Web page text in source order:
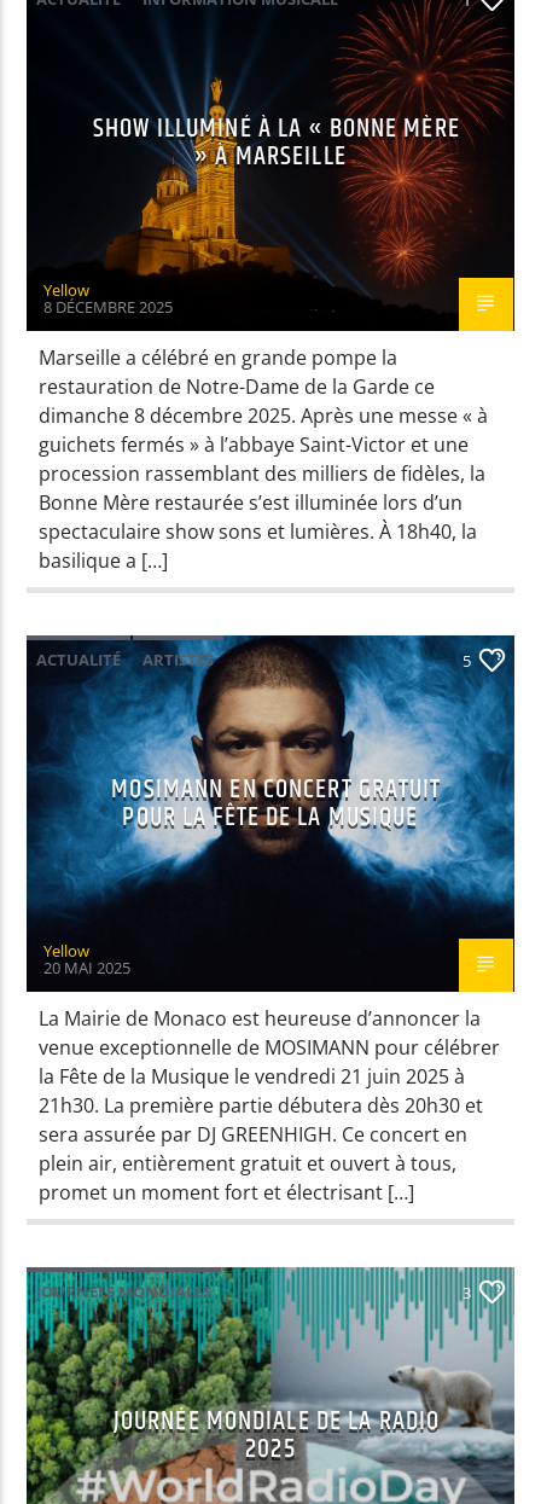
SHOW ILLUMINÉ À LA « BONNE MÈRE
» À MARSEILLE
Yellow
8 DÉCEMBRE 2025
Marseille a célébré en grande pompe la
restauration de Notre-Dame de la Garde ce
dimanche 8 décembre 2025. Après une messe « à
guichets fermés » à l’abbaye Saint-Victor et une
procession rassemblant des milliers de fidèles, la
Bonne Mère restaurée s’est illuminée lors d’un
spectaculaire show sons et lumières. À 18h40, la
basilique a […]
ACTUALITÉ ARTISTES 5
MOSIMANN EN CONCERT GRATUIT
POUR LA FÊTE DE LA MUSIQUE
Yellow
20 MAI 2025
La Mairie de Monaco est heureuse d’annoncer la
venue exceptionnelle de MOSIMANN pour célébrer
la Fête de la Musique le vendredi 21 juin 2025 à
21h30. La première partie débutera dès 20h30 et
sera assurée par DJ GREENHIGH. Ce concert en
plein air, entièrement gratuit et ouvert à tous,
promet un moment fort et électrisant […]
JOURNÉES MONDIALES 3
JOURNÉE MONDIALE DE LA RADIO
2025